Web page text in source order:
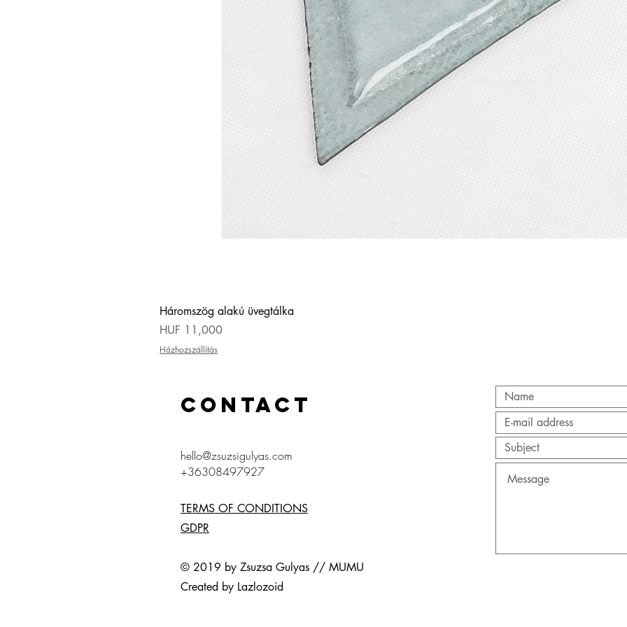
Háromszög alakú üvegtálka
Price
HUF 11,000
Házhozszállítás
CONTACT
hello@zsuzsigulyas.com
+36308497927
TERMS OF CONDITIONS
GDPR
© 2019 by Zsuzsa Gulyas // MUMU
Created by Lazlozoid